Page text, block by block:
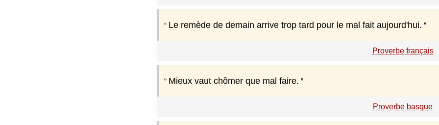
Le remède de demain arrive trop tard pour le mal fait aujourd'hui.
Proverbe français
Mieux vaut chômer que mal faire.
Proverbe basque